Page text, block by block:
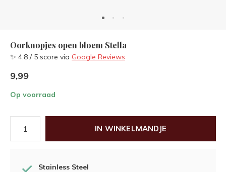
Oorknopjes open bloem Stella
✨ 4.8 / 5 score via Google Reviews
9,99
Op voorraad
IN WINKELMANDJE
Stainless Steel